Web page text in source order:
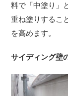
料で「中塗り」
重ね塗りするこ
を高めます。
サイディング壁